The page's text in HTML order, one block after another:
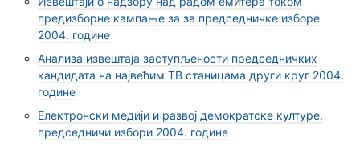
предизборне кампање за за председничке изборе
2004. године
Анализа извештаја заступљености председничких
кандидата на највећим ТВ станицама други круг 2004.
године
Електронски медији и развој демократске културе,
председничи избори 2004. године